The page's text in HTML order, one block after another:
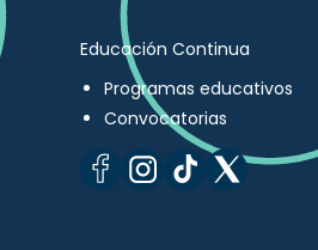
Educación Continua
Programas educativos
Convocatorias